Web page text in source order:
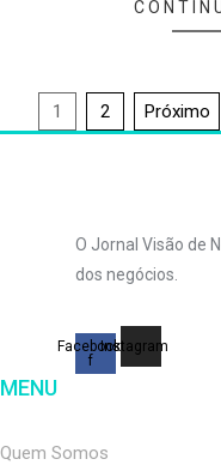
Paginação
1 2 Próximo
O Jornal Visão de
dos negócios.
Facebook-
f
Instagram
MENU
Quem Somos